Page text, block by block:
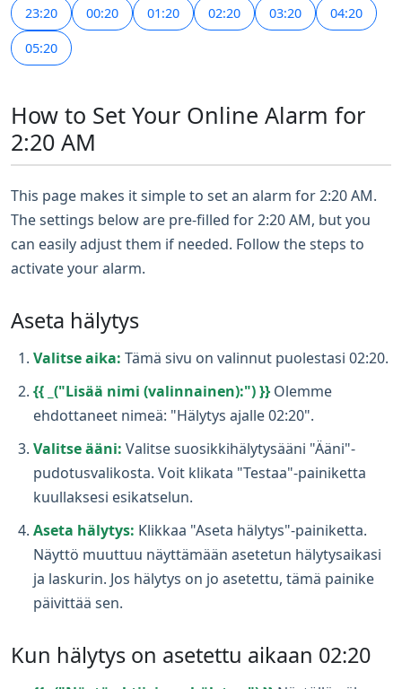
23:20 00:20 01:20 02:20 03:20 04:20
05:20
How to Set Your Online Alarm for
2:20 AM
This page makes it simple to set an alarm for 2:20 AM.
The settings below are pre-filled for 2:20 AM, but you
can easily adjust them if needed. Follow the steps to
activate your alarm.
Aseta hälytys
Valitse aika: Tämä sivu on valinnut puolestasi 02:20.
{{ _("Lisää nimi (valinnainen):") }} Olemme
ehdottaneet nimeä: "Hälytys ajalle 02:20".
Valitse ääni: Valitse suosikkihälytysääni "Ääni"-
pudotusvalikosta. Voit klikata "Testaa"-painiketta
kuullaksesi esikatselun.
Aseta hälytys: Klikkaa "Aseta hälytys"-painiketta.
Näyttö muuttuu näyttämään asetetun hälytysaikasi
ja laskurin. Jos hälytys on jo asetettu, tämä painike
päivittää sen.
Kun hälytys on asetettu aikaan 02:20